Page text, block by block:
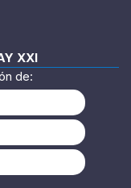
XXI
de: